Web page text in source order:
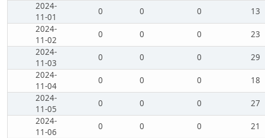
2024-
11-01
0 0 0
13
2024-
11-02
0 0 0
23
2024-
11-03
0 0 0
29
2024-
11-04
0 0 0
18
2024-
11-05
0 0 0
27
2024-
11-06
0 0 0
21